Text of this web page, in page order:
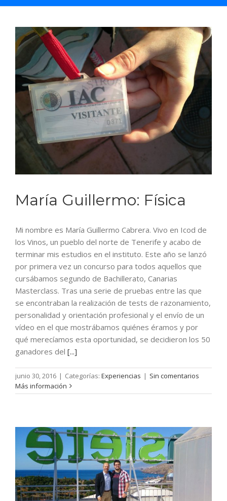
Saltar
contenido
María Guillermo: Física
Mi nombre es María Guillermo Cabrera. Vivo en Icod de
los Vinos, un pueblo del norte de Tenerife y acabo de
terminar mis estudios en el instituto. Este año se lanzó
por primera vez un concurso para todos aquellos que
cursábamos segundo de Bachillerato, Canarias
Masterclass. Tras una serie de pruebas entre las que
se encontraban la realización de tests de razonamiento,
personalidad y orientación profesional y el envío de un
vídeo en el que mostrábamos quiénes éramos y por
qué merecíamos esta oportunidad, se decidieron los 50
ganadores del [...]
junio 30, 2016 | Categorías: Experiencias | Sin comentarios
Más información